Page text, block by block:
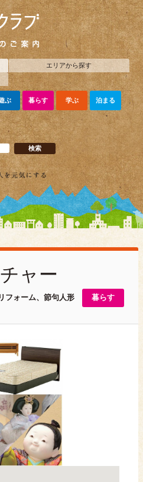
エリアから探す
ぶ 暮らす 学ぶ 泊まる
ャー
暮らす
ォーム、節句人形